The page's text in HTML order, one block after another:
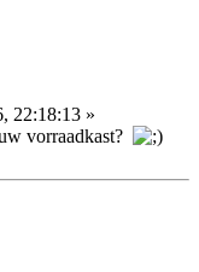
22:18:13 »
vorraadkast?